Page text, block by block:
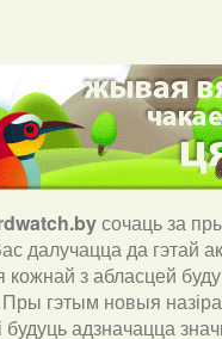
.byсочаць за
далучацца да гэтай
кожнай з абласцей
гэтым новыя
адзначацца